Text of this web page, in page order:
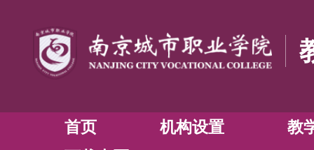
首页 机构设置